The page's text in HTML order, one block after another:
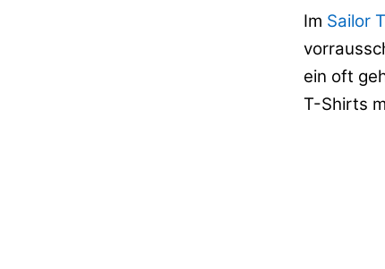
Im Sailor
ein oft
T-Shirts